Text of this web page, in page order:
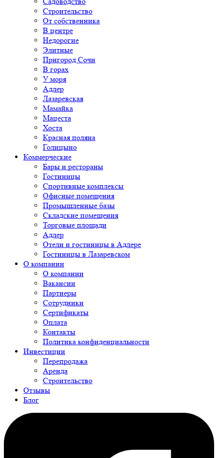
Строительство
От собственника
В центре
Недорогие
Элитные
Пригород Сочи
В горах
У моря
Адлер
Лазаревская
Мамайка
Мацеста
Хоста
Красная поляна
Голицыно
Коммерческие
Бары и рестораны
Гостиницы
Спортивные комплексы
Офисные помещения
Промышленные базы
Складские помещения
Торговые площади
Адлер
Отели и гостиницы в Адлере
Гостиницы в Лазаревском
О компании
О компании
Вакансии
Партнеры
Сотрудники
Сертификаты
Оплата
Контакты
Политика конфиденциальности
Инвестиции
Перепродажа
Аренда
Строительство
Отзывы
Блог